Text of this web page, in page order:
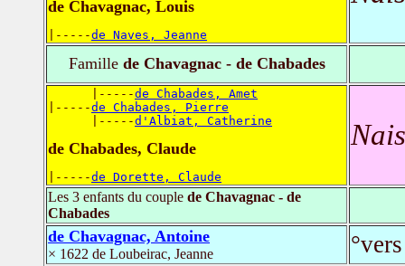
de Chavagnac, Louis
|-----de Naves, Jeanne
Famillede Chavagnac - de Chabades
      |-----
de Chabades, Amet
|-----de Chabades, Pierre
      |-----
d'Albiat, Catherine
de Chabades, Claude
|-----de Dorette, Claude
Les 3 enfants du couple de Chavagnac - de
Chabades
de Chavagnac, Antoine
× 1622 de Loubeirac, Jeanne